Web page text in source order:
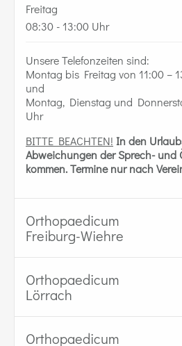
Freitag
08:30 - 13:00 Uhr
Unsere Telefonzeiten sind:
Montag bis Freitag von 11:00 –
und
Montag, Dienstag und
Uhr
BITTE BEACHTEN! In den
Abweichungen der Sprech- und
kommen.Termine nur nach
Orthopaedicum
Freiburg-Wiehre
Orthopaedicum
Lörrach
Orthopaedicum